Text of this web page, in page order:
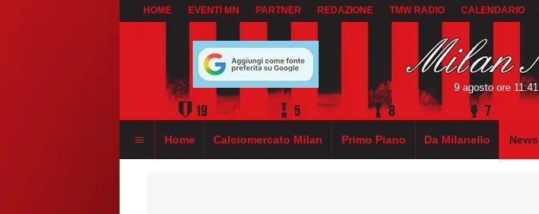
HOME EVENTI MN PARTNER REDAZIONE TMW RADIO CALENDARIO
9 agosto ore 11:41
Home Calciomercato Milan Primo Piano Da Milanello News